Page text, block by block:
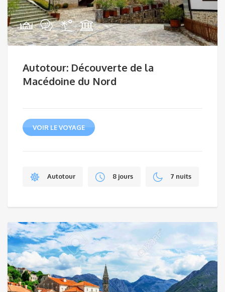
Autotour: Découverte de la
Macédoine du Nord
VOIR LE VOYAGE
Autotour 8 jours 7 nuits